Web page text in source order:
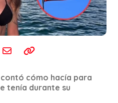
cómo hacía para
tenía durante su